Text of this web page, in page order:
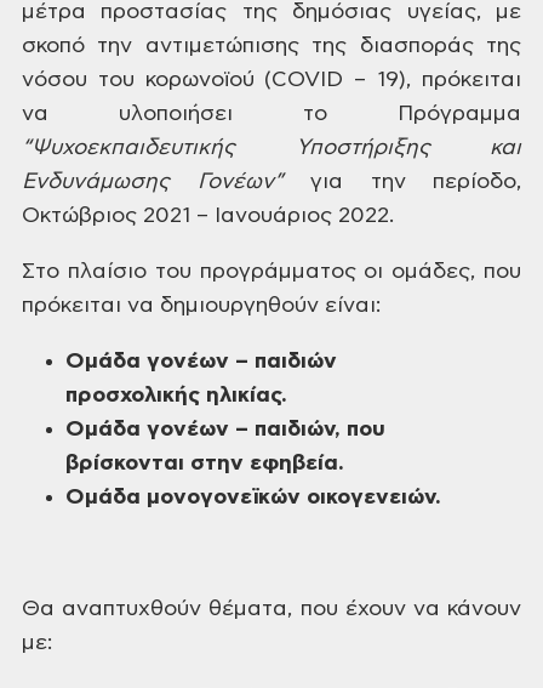
μέτρα προστασίας της δημόσιας υγείας, με
σκοπό την αντιμετώπισης της διασποράς της
νόσου του κορωνοϊού (COVID – 19), πρόκειται
να υλοποιήσει το Πρόγραμμα
“Ψυχοεκπαιδευτικής Υποστήριξης και
Ενδυνάμωσης Γονέων”για την περίοδο,
Οκτώβριος 2021 – Ιανουάριος 2022.
Στο πλαίσιο του προγράμματος οι ομάδες, που
πρόκειται να δημιουργηθούν είναι:
Ομάδα γονέων – παιδιών
προσχολικής ηλικίας.
Ομάδα γονέων – παιδιών, που
βρίσκονται στην εφηβεία.
Ομάδα μονογονεϊκών οικογενειών.
Θα αναπτυχθούν θέματα, που έχουν να κάνουν
με: